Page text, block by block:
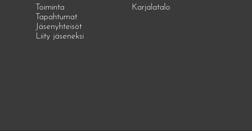
Toiminta
Tapahtumat
Jäsenyhteisöt
Liity jäseneksi
Karjalatalo